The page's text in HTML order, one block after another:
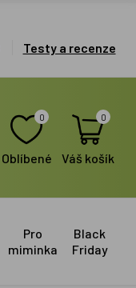
Testy a recenze
0
Oblíbené
0
Váš košík
Pro
miminka
Black
Friday